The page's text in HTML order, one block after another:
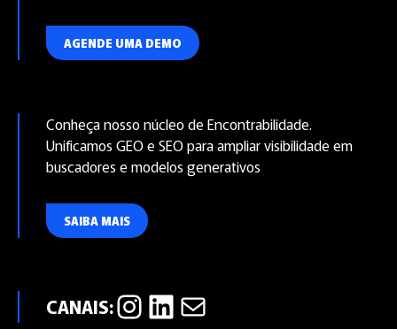
AGENDE UMA DEMO
Conheça nosso núcleo de Encontrabilidade.
Unificamos GEO e SEO para ampliar visibilidade em
buscadores e modelos generativos
SAIBA MAIS
InstagramLinkedIn E-mail